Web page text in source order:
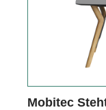
Mobitec